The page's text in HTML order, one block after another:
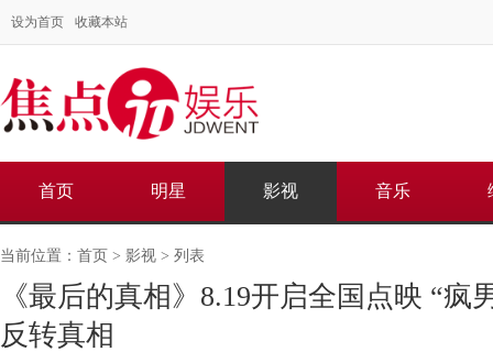
设为首页 收藏本站
首页 明星 影视 音乐
当前位置： 首页 > 影视 > 列表
《最后的真相》8.19开启全国点映 “疯
反转真相